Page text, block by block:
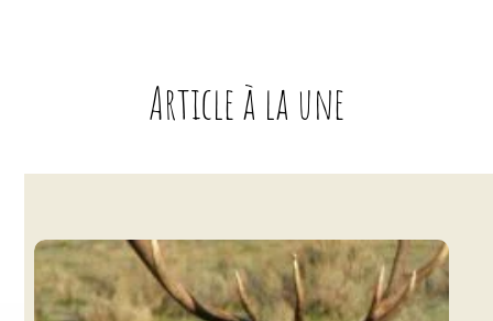
Article à la une